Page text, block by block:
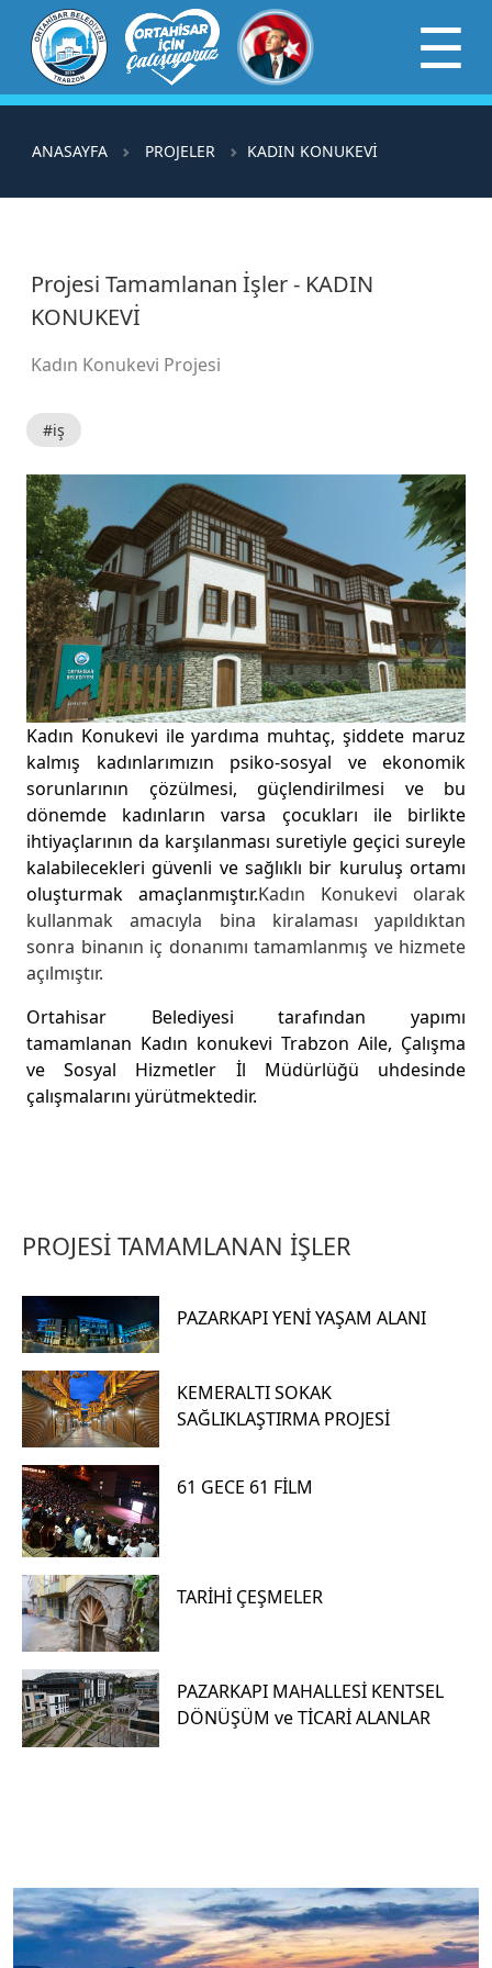
×
☰
ANASAYFA PROJELER KADIN KONUKEVİ
Projesi Tamamlanan İşler - KADIN
KONUKEVİ
Kadın Konukevi Projesi
#iş
Kadın Konukevi ile yardıma muhtaç, şiddete maruz
kalmış kadınlarımızın psiko-sosyal ve ekonomik
sorunlarının çözülmesi, güçlendirilmesi ve bu
dönemde kadınların varsa çocukları ile birlikte
ihtiyaçlarının da karşılanması suretiyle geçici sureyle
kalabilecekleri güvenli ve sağlıklı bir kuruluş ortamı
oluşturmak amaçlanmıştır.Kadın Konukevi olarak
kullanmak amacıyla bina kiralaması yapıldıktan
sonra binanın iç donanımı tamamlanmış ve hizmete
açılmıştır.
Ortahisar Belediyesi tarafından yapımı
tamamlanan Kadın konukevi Trabzon Aile, Çalışma
ve Sosyal Hizmetler İl Müdürlüğü uhdesinde
çalışmalarını yürütmektedir.
PROJESİ TAMAMLANAN İŞLER
PAZARKAPI YENİ YAŞAM ALANI
KEMERALTI SOKAK
SAĞLIKLAŞTIRMA PROJESİ
61 GECE 61 FİLM
TARİHİ ÇEŞMELER
PAZARKAPI MAHALLESİ KENTSEL
DÖNÜŞÜM ve TİCARİ ALANLAR